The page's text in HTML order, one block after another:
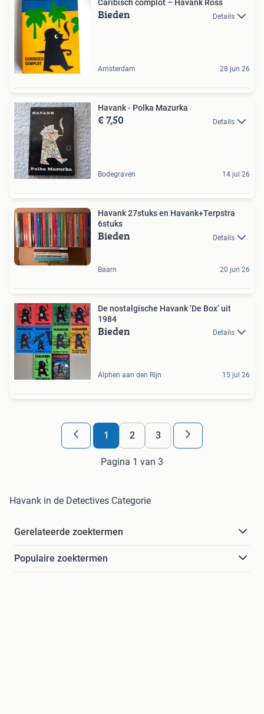
Caribisch complot – Havank Ross
Bieden Details
Amsterdam 28 jun 26
Havank - Polka Mazurka
€ 7,50 Details
Bodegraven 14 jul 26
Havank 27stuks en Havank+Terpstra
6stuks
Bieden Details
Baarn 20 jun 26
De nostalgische Havank ‘De Box’ uit
1984
Bieden Details
Alphen aan den Rijn 15 jul 26
1 2 3
Pagina 1 van 3
Havank in de Detectives Categorie
Gerelateerde zoektermen
Populaire zoektermen